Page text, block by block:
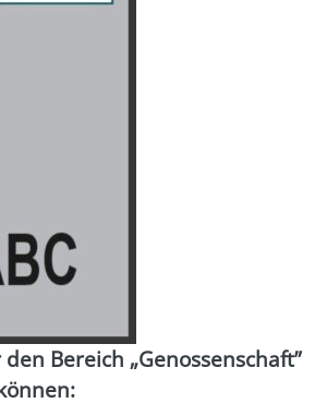
Bereich „Genos­sen­schaft”